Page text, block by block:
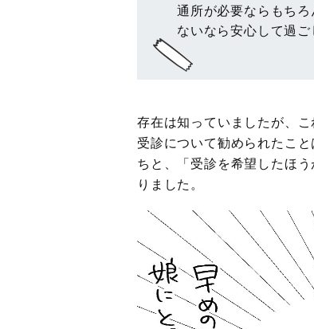
通所が必要ならもち
ないなら安心して過ご
存在は知っていましたが、
受診について勧められたこ
ちと、「受診を希望したほ
りました。